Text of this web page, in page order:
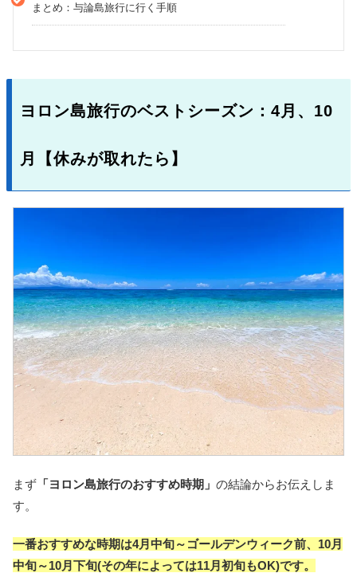
まとめ：与論島旅行に行く手順
ヨロン島旅行のベストシーズン：4月、10
月【休みが取れたら】
まず 「ヨロン島旅行のおすすめ時期」 の結論からお伝えしま
す。
一番おすすめな時期は4月中旬～ゴールデンウィーク前、10月
中旬～10月下旬(その年によっては11月初旬もOK)です。